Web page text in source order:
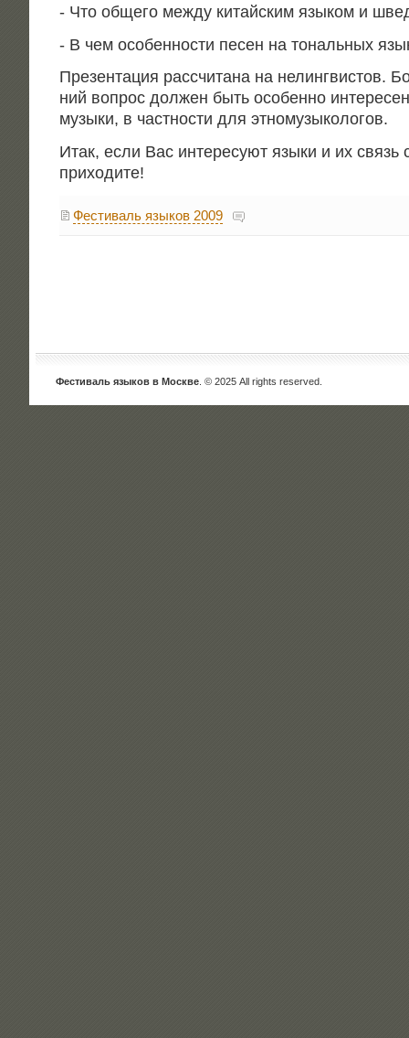
- Что обще­го меж­ду китай­ским язы­ком и
- В чем осо­бен­но­сти песен на тональ­ных
Пре­зен­та­ция рас­счи­та­на на нелинг­ви­стов.
ний вопрос дол­жен быть осо­бен­но
музы­ки, в част­но­сти для этномузыкологов.
Итак, если Вас инте­ре­су­ют язы­ки и их связь
приходите!
Фестиваль языков 2009
Фестиваль языков в Москве . © 2025 All rights reserved.